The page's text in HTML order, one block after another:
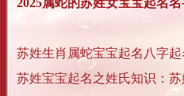
2025属蛇的苏姓女宝宝起名
苏姓生肖属蛇宝宝起名八字起
苏姓宝宝起名之姓氏知识：